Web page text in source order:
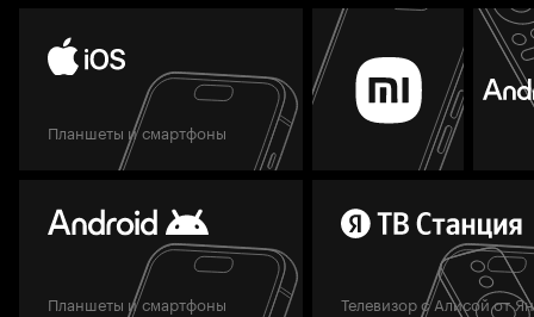
Планшеты и смартфоны
Планшеты и смартфоны Телевизор с Алисой от